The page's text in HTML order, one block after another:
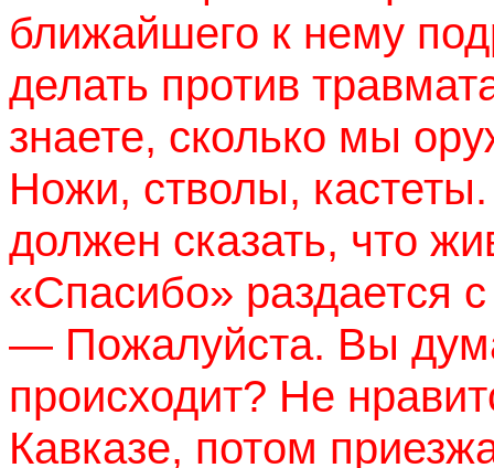
ближайшего к нему
делать против
знаете, сколько мы
Ножи, стволы,
должен сказать, что
«Спасибо» раздается
— Пожалуйста. Вы
происходит? Не
Кавказе, потом